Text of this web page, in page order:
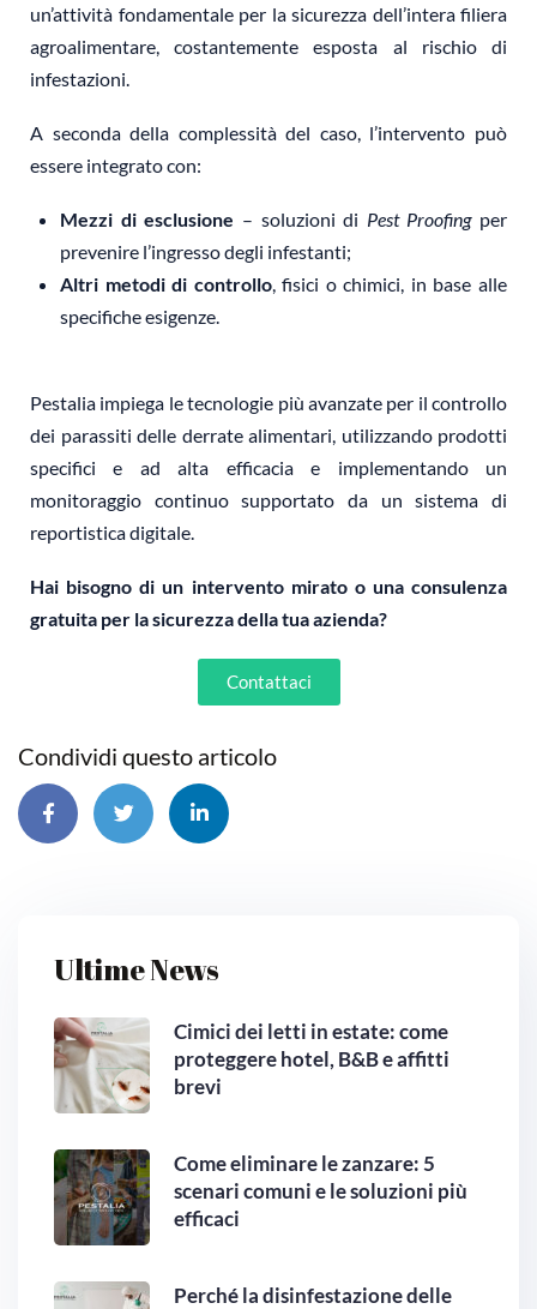
un’attività fondamentale per la sicurezza dell’intera filiera
agroalimentare, costantemente esposta al rischio di
infestazioni.
A seconda della complessità del caso, l’intervento può
essere integrato con:
Mezzi di esclusione – soluzioni di Pest Proofingper
prevenire l’ingresso degli infestanti;
Altri metodi di controllo, fisici o chimici, in base alle
specifiche esigenze.
Pestalia impiega le tecnologie più avanzate per il controllo
dei parassiti delle derrate alimentari, utilizzando prodotti
specifici e ad alta efficacia e implementando un
monitoraggio continuo supportato da un sistema di
reportistica digitale.
Hai bisogno di un intervento mirato o una consulenza
gratuita per la sicurezza della tua azienda?
Contattaci
Condividi questo articolo
Ultime News
Cimici dei letti in estate: come
proteggere hotel, B&B e affitti
brevi
Come eliminare le zanzare: 5
scenari comuni e le soluzioni più
efficaci
Perché la disinfestazione delle